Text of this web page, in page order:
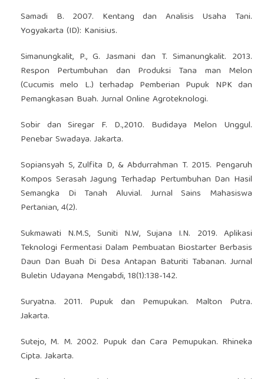
Samadi B. 2007. Kentang dan Analisis Usaha Tani.
Yogyakarta (ID): Kanisius.
Simanungkalit, P., G. Jasmani dan T. Simanungkalit. 2013.
Respon Pertumbuhan dan Produksi Tana man Melon
(Cucumis melo L.) terhadap Pemberian Pupuk NPK dan
Pemangkasan Buah. Jurnal Online Agroteknologi.
Sobir dan Siregar F. D.,2010. Budidaya Melon Unggul.
Penebar Swadaya. Jakarta.
Sopiansyah S, Zulfita D, & Abdurrahman T. 2015. Pengaruh
Kompos Serasah Jagung Terhadap Pertumbuhan Dan Hasil
Semangka Di Tanah Aluvial. Jurnal Sains Mahasiswa
Pertanian, 4(2).
Sukmawati N.M.S, Suniti N.W, Sujana I.N. 2019. Aplikasi
Teknologi Fermentasi Dalam Pembuatan Biostarter Berbasis
Daun Dan Buah Di Desa Antapan Baturiti Tabanan. Jurnal
Buletin Udayana Mengabdi, 18(1):138-142.
Suryatna. 2011. Pupuk dan Pemupukan. Malton Putra.
Jakarta.
Sutejo, M. M. 2002. Pupuk dan Cara Pemupukan. Rhineka
Cipta. Jakarta.